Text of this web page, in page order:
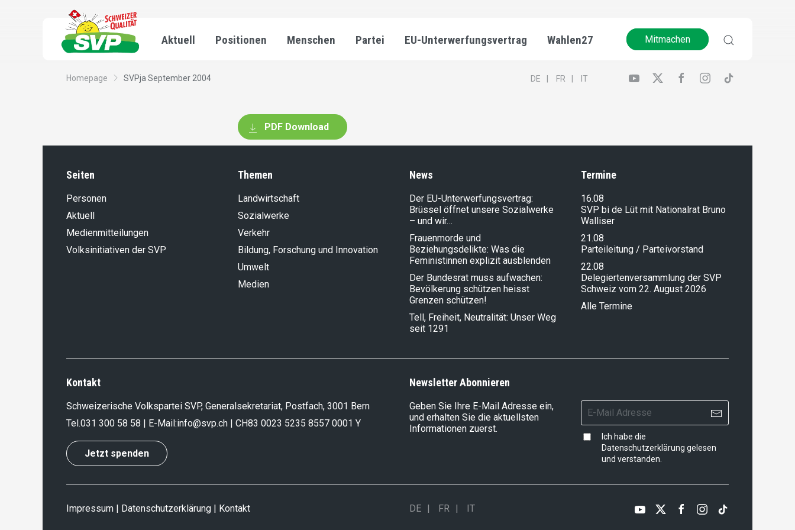
Aktuell Positionen Menschen Partei EU-Unterwerfungsvertrag Wahlen27 Mitmachen
Homepage SVPja September 2004 DE FR IT
PDF Download
Seiten
Personen
Aktuell
Medienmitteilungen
Volksinitiativen der SVP
Themen
Landwirt­schaft
Sozialwerke
Verkehr
Bildung, Forschung und Innovation
Umwelt
Medien
News
Der EU-Unterwerfungsvertrag:
Brüssel öffnet unsere Sozialwerke
– und wir…
Frauenmorde und
Beziehungsdelikte: Was die
Feministinnen explizit ausblenden
Der Bundesrat muss aufwachen:
Bevölkerung schützen heisst
Grenzen schützen!
Tell, Freiheit, Neutralität: Unser Weg
seit 1291
Termine
16.08
SVP bi de Lüt mit Nationalrat Bruno
Walliser
21.08
Parteileitung / Parteivorstand
22.08
Delegiertenversammlung der SVP
Schweiz vom 22. August 2026
Alle Termine
Kontakt
Schweizerische Volkspartei SVP, Generalsekretariat, Postfach, 3001 Bern
Tel.031 300 58 58 | E-Mail:info@svp.ch | CH83 0023 5235 8557 0001 Y
Jetzt spenden
Newsletter Abonnieren
Geben Sie Ihre E-Mail Adresse ein,
und erhalten Sie die aktuellsten
Informationen zuerst.
Ich habe die
Datenschutzerklärung gelesen
und verstanden.
Impressum Datenschutzerklärung Kontakt DE FR IT